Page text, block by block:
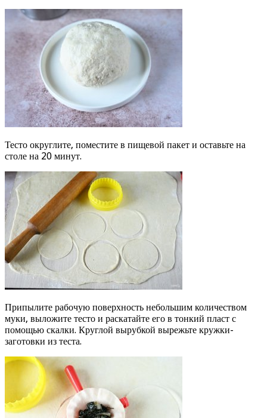
Тесто округлите, поместите в пищевой пакет и оставьте на
столе на 20 минут.
Припылите рабочую поверхность небольшим количеством
муки, выложите тесто и раскатайте его в тонкий пласт с
помощью скалки. Круглой вырубкой вырежьте кружки-
заготовки из теста.